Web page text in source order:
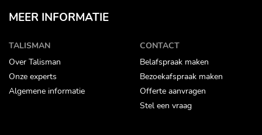
MEER INFORMATIE
TALISMAN
Over Talisman
Onze experts
Algemene informatie
CONTACT
Belafspraak maken
Bezoekafspraak maken
Offerte aanvragen
Stel een vraag